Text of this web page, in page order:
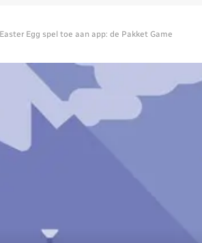
Egg spel toe aan app: de Pakket Game